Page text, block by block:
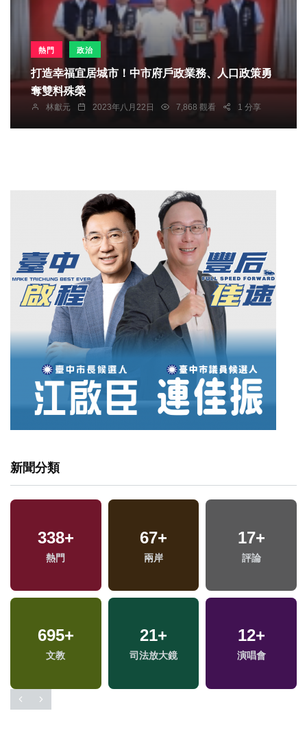
熱門 政治
打造幸福宜居城市！中市府戶政業務、人口政策勇
奪雙料殊榮
林獻元 2023年八月22日 7,868 觀看 1 分享
新聞分類
338+
熱門
67+
兩岸
17+
評論
695+
文教
21+
司法放大鏡
12+
演唱會